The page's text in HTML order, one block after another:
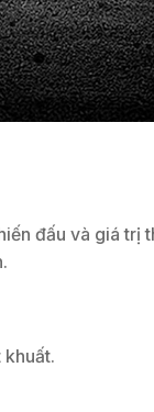
đấu và giá trị